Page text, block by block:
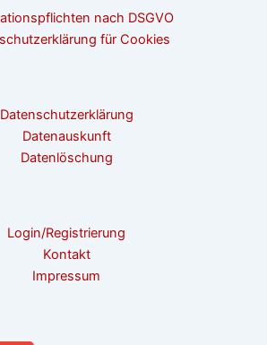
nach DSGVO
für Cookies
Datenschutzerklärung
Datenauskunft
Datenlöschung
Login/Registrierung
Kontakt
Impressum